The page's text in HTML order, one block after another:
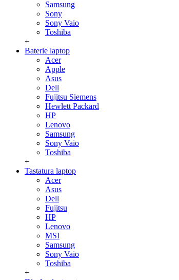
Samsung
Sony
Sony Vaio
Toshiba
+
Baterie laptop
Acer
Apple
Asus
Dell
Fujitsu Siemens
Hewlett Packard
HP
Lenovo
Samsung
Sony Vaio
Toshiba
+
Tastatura laptop
Acer
Asus
Dell
Fujitsu
HP
Lenovo
MSI
Samsung
Sony Vaio
Toshiba
+